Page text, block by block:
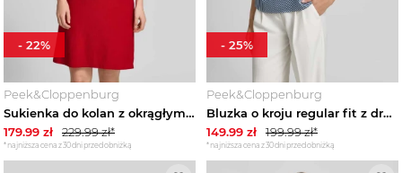
Peek&Cloppenburg
Sukienka do kolan z okrągłym dekoltem Zero Jasnoczerwony
179.99 zł 229.99zł*
*najniższa cena z 30 dni przed obniżką
- 22%
Peek&Cloppenburg
Bluzka o kroju regular fit z drapowaniami Zero Granatowy
149.99 zł 199.99zł*
*najniższa cena z 30 dni przed obniżką
- 25%